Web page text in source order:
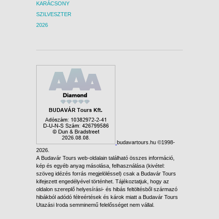
település a Monarchia idején kedvelt
üdülőhely volt. Ma is hangulatos és jól fog
utazás után. Sétánk végén folytatjuk
Ezután vidéki utasainkat a visszaigazolt
leszállási helyükre szállítjuk.
Kérdés esetén keresse irodánkat
bizalommal (utazásszervező: Proko Travel
Kft., engedélyszám: R0857/1993).
KARÁCSONY
SZILVESZTER
2026
budavartours.hu ©1998-
2026.
A Budavár Tours web-oldalain található összes információ,
kép és egyéb anyag másolása, felhasználása (kivétel:
szöveg idézés forrás megjelöléssel) csak a Budavár Tours
kifejezett engedélyével történhet. Tájékoztatjuk, hogy az
oldalon szereplő helyesírási- és hibás feltöltésből származó
hibákból adódó félreértések és károk miatt a Budavár Tours
Utazási Iroda semminemű felelősséget nem vállal.